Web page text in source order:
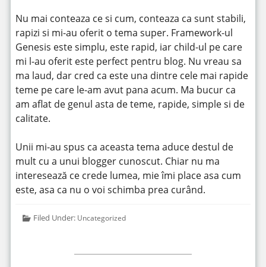
Nu mai conteaza ce si cum, conteaza ca sunt stabili,
rapizi si mi-au oferit o tema super. Framework-ul
Genesis este simplu, este rapid, iar child-ul pe care
mi l-au oferit este perfect pentru blog. Nu vreau sa
ma laud, dar cred ca este una dintre cele mai rapide
teme pe care le-am avut pana acum. Ma bucur ca
am aflat de genul asta de teme, rapide, simple si de
calitate.
Unii mi-au spus ca aceasta tema aduce destul de
mult cu a unui blogger cunoscut. Chiar nu ma
interesează ce crede lumea, mie îmi place asa cum
este, asa ca nu o voi schimba prea curând.
Filed Under: Uncategorized